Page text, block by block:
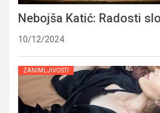
Nebojša Katić: Radosti
10/12/2024
ZANIMLJIVOSTI